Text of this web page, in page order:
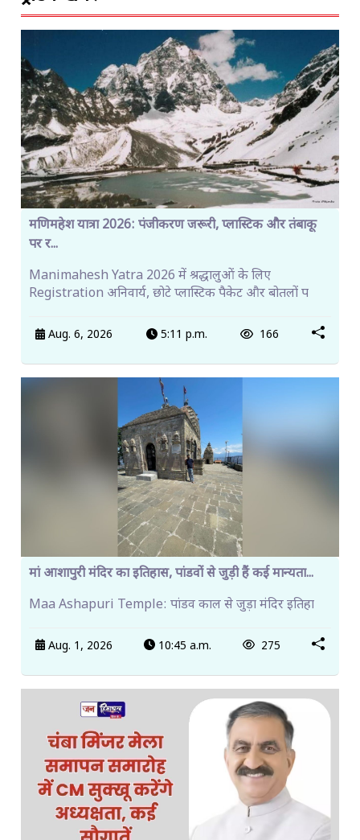
मणिमहेश यात्रा 2026: पंजीकरण जरूरी, प्लास्टिक और तंबाकू
पर र...
Manimahesh Yatra 2026 में श्रद्धालुओं के लिए
Registration अनिवार्य, छोटे प्लास्टिक पैकेट और बोतलों प
Aug. 6, 2026 5:11 p.m. 166
मां आशापुरी मंदिर का इतिहास, पांडवों से जुड़ी हैं कई मान्यता...
Maa Ashapuri Temple: पांडव काल से जुड़ा मंदिर इतिहा
Aug. 1, 2026 10:45 a.m. 275